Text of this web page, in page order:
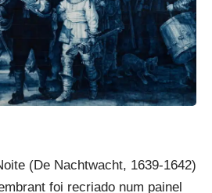
(De Nachtwacht, 1639-1642)
foi recriado num painel